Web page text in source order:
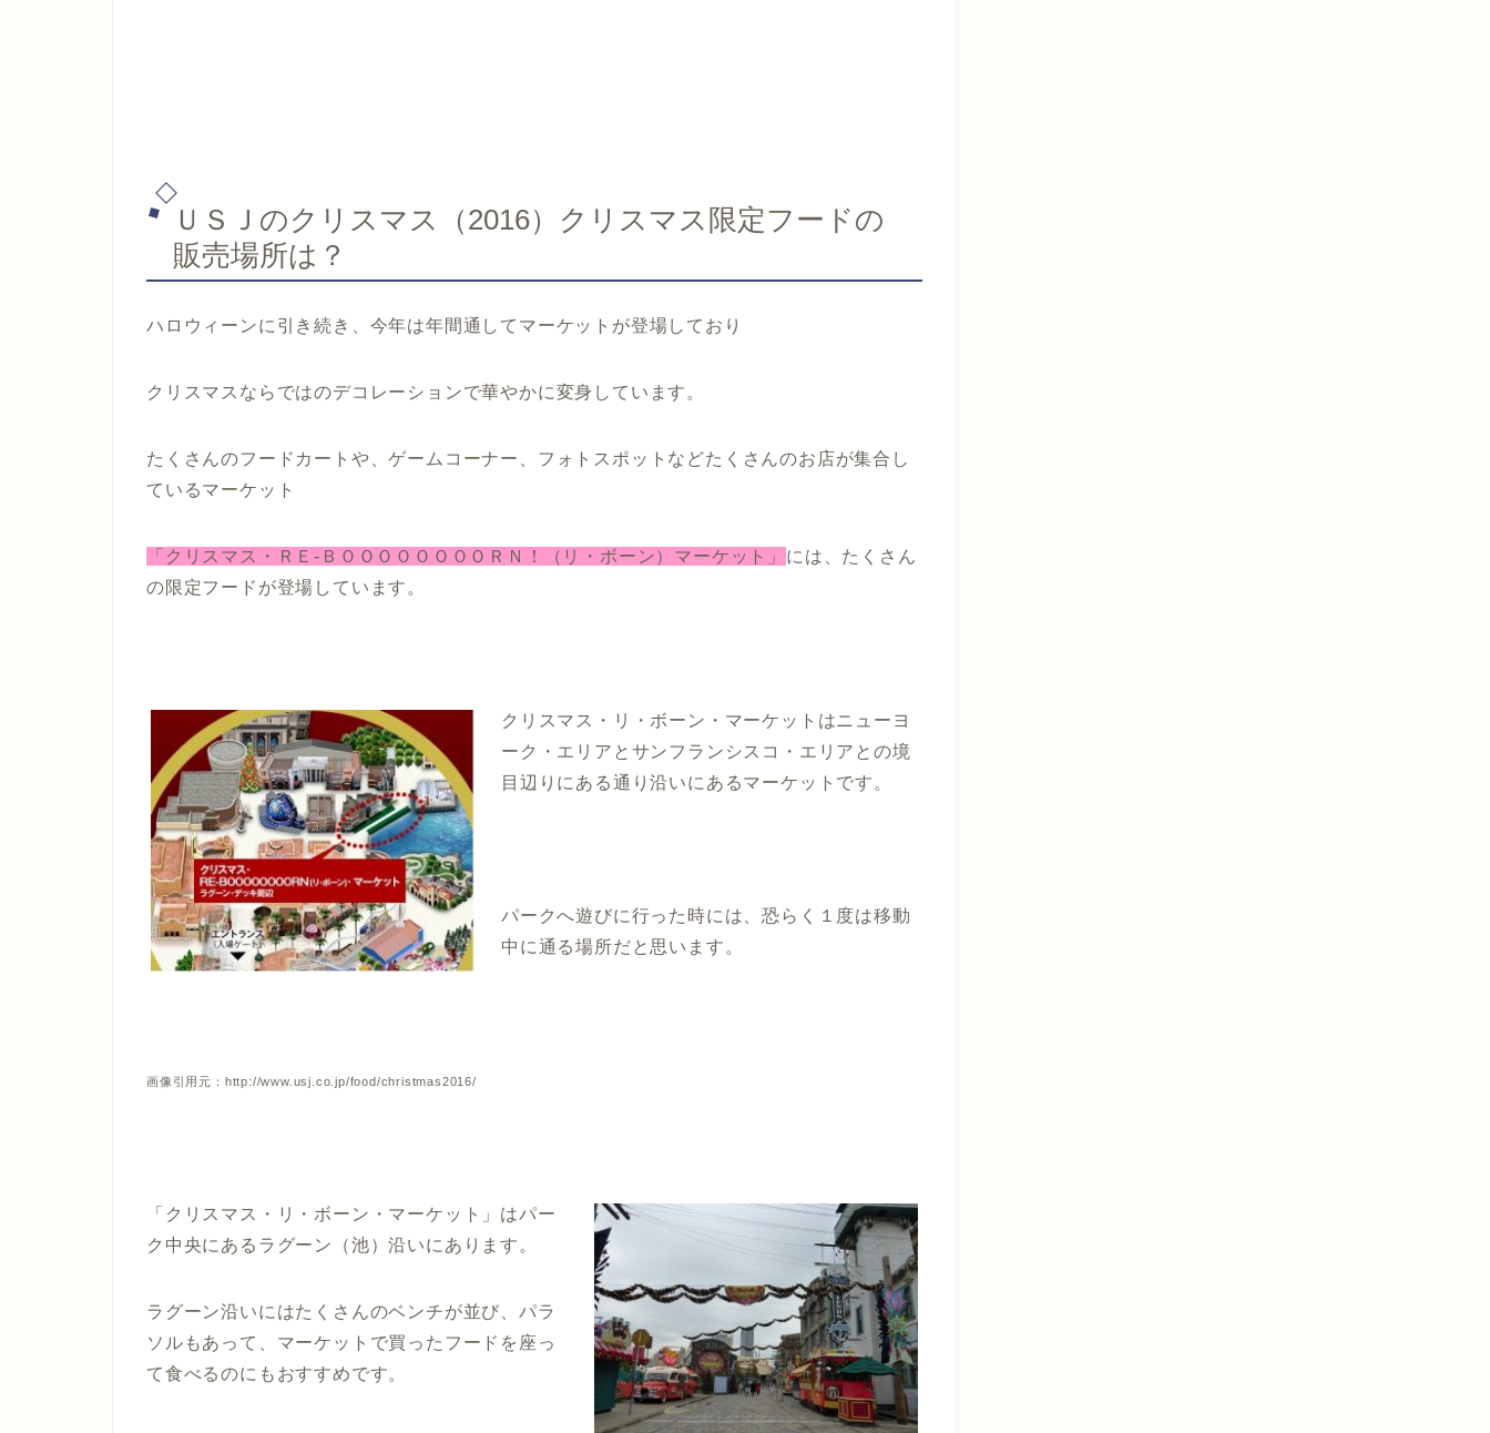
ＵＳＪのクリスマス（2016）クリスマス限定フードの
販売場所は？
ハロウィーンに引き続き、今年は年間通してマーケットが登場しており
クリスマスならではのデコレーションで華やかに変身しています。
たくさんのフードカートや、ゲームコーナー、フォトスポットなどたくさんのお店が集合し
ているマーケット
「クリスマス・ＲＥ-ＢＯＯＯＯＯＯＯＯＲＮ！（リ・ボーン）マーケット」 には、たくさん
の限定フードが登場しています。
クリスマス・リ・ボーン・マーケットはニューヨ
ーク・エリアとサンフランシスコ・エリアとの境
目辺りにある通り沿いにあるマーケットです。
パークへ遊びに行った時には、恐らく１度は移動
中に通る場所だと思います。
画像引用元：http://www.usj.co.jp/food/christmas2016/
「クリスマス・リ・ボーン・マーケット」はパー
ク中央にあるラグーン（池）沿いにあります。
ラグーン沿いにはたくさんのベンチが並び、パラ
ソルもあって、マーケットで買ったフードを座っ
て食べるのにもおすすめです。